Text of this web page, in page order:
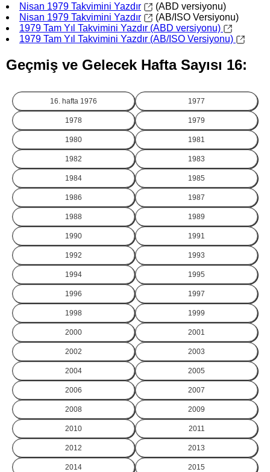
Nisan 1979 Takvimini Yazdır
(ABD versiyonu)
Nisan 1979 Takvimini Yazdır
(AB/ISO Versiyonu)
1979 Tam Yıl Takvimini Yazdır (ABD versiyonu)
1979 Tam Yıl Takvimini Yazdır (AB/ISO Versiyonu)
Geçmiş ve Gelecek Hafta Sayısı 16:
16. hafta 1976 1977
1978 1979
1980 1981
1982 1983
1984 1985
1986 1987
1988 1989
1990 1991
1992 1993
1994 1995
1996 1997
1998 1999
2000 2001
2002 2003
2004 2005
2006 2007
2008 2009
2010 2011
2012 2013
2014 2015